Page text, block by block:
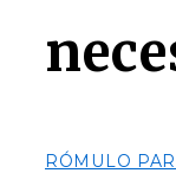
RÓMULO